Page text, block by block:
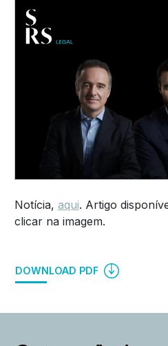
Notícia, aqui. Artigo
clicar na imagem.
DOWNLOAD PDF